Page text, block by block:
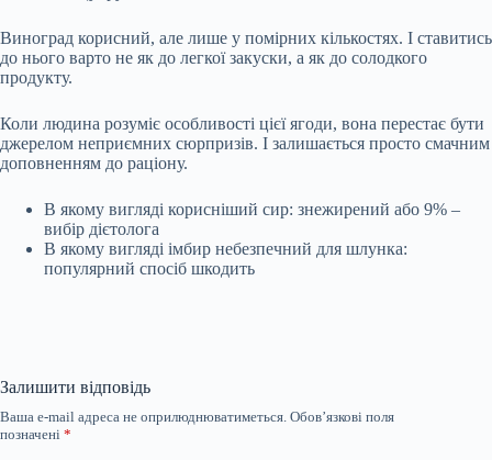
Виноград корисний, але лише у помірних кількостях. І ставитись
до нього варто не як до легкої закуски, а як до солодкого
продукту.
Коли людина розуміє особливості цієї ягоди, вона перестає бути
джерелом неприємних сюрпризів. І залишається просто смачним
доповненням до раціону.
В якому вигляді корисніший сир: знежирений або 9% –
вибір дієтолога
В якому вигляді імбир небезпечний для шлунка:
популярний спосіб шкодить
Залишити відповідь
Ваша e-mail адреса не оприлюднюватиметься. Обов’язкові поля
позначені *